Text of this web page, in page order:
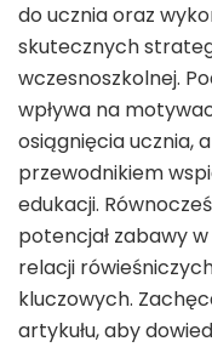
do ucznia oraz
skutecznych
wczesnoszkolnej.
wpływa na
osiągnięcia ucznia,
przewodnikiem
edukacji.
potencjał zabawy
relacji
kluczowych.
artykułu, aby